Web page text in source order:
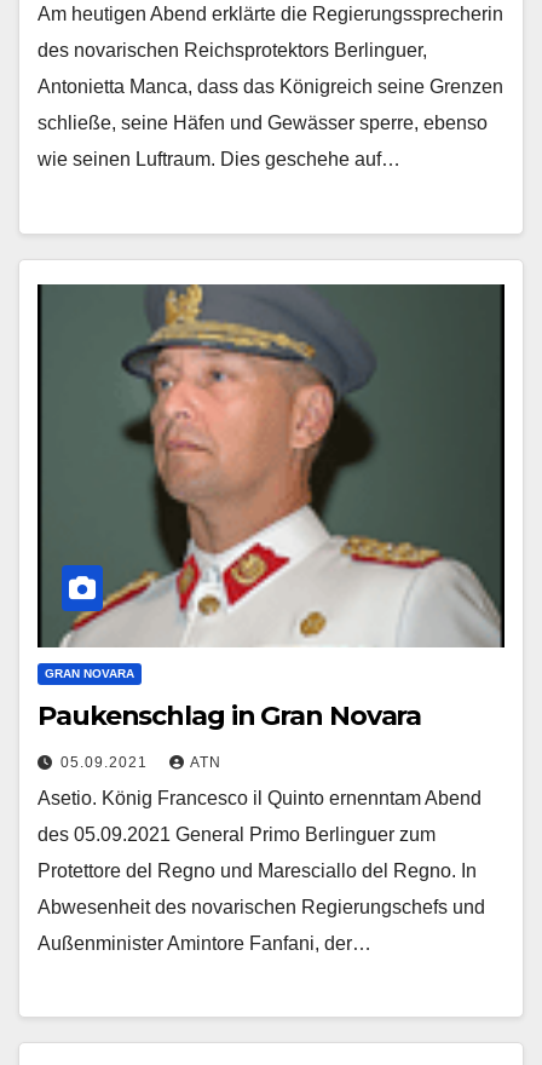
Am heutigen Abend erklärte die Regierungssprecherin
des novarischen Reichsprotektors Berlinguer,
Antonietta Manca, dass das Königreich seine Grenzen
schließe, seine Häfen und Gewässer sperre, ebenso
wie seinen Luftraum. Dies geschehe auf…
GRAN NOVARA
Paukenschlag in Gran Novara
05.09.2021 ATN
Asetio. König Francesco il Quinto ernenntam Abend
des 05.09.2021 General Primo Berlinguer zum
Protettore del Regno und Maresciallo del Regno. In
Abwesenheit des novarischen Regierungschefs und
Außenminister Amintore Fanfani, der…